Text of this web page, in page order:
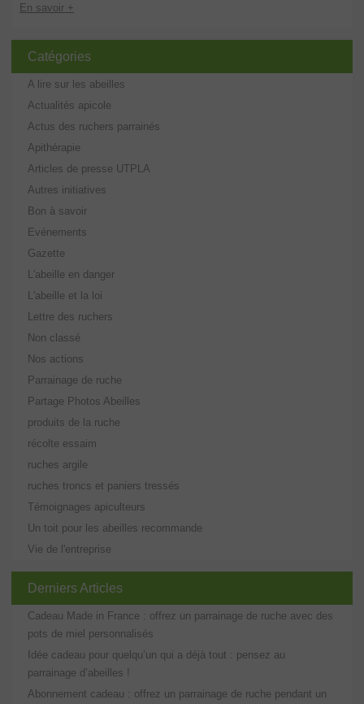
En savoir +
Catégories
A lire sur les abeilles
Actualités apicole
Actus des ruchers parrainés
Apithérapie
Articles de presse UTPLA
Autres initiatives
Bon à savoir
Evénements
Gazette
L'abeille en danger
L'abeille et la loi
Lettre des ruchers
Non classé
Nos actions
Parrainage de ruche
Partage Photos Abeilles
produits de la ruche
récolte essaim
ruches argile
ruches troncs et paniers tressés
Témoignages apiculteurs
Un toit pour les abeilles recommande
Vie de l'entreprise
Derniers Articles
Cadeau Made in France : offrez un parrainage de ruche avec des
pots de miel personnalisés
Idée cadeau pour quelqu’un qui a déjà tout : pensez au
parrainage d’abeilles !
Abonnement cadeau : offrez un parrainage de ruche pendant un